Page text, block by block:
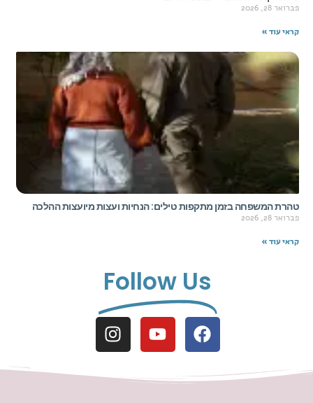
פברואר 28, 2026
קראי עוד »
טהרת המשפחה בזמן מתקפות טילים: הנחיות ועצות מיועצות ההלכה
פברואר 28, 2026
קראי עוד »
Follow Us